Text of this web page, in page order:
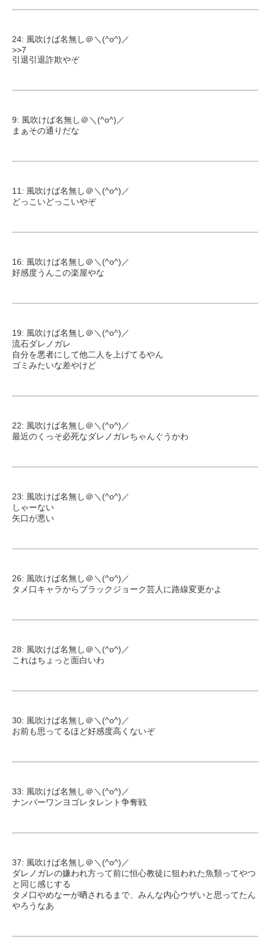
24: 風吹けば名無し＠＼(^o^)／
>>7
引退引退詐欺やぞ
9: 風吹けば名無し＠＼(^o^)／
まぁその通りだな
11: 風吹けば名無し＠＼(^o^)／
どっこいどっこいやぞ
16: 風吹けば名無し＠＼(^o^)／
好感度うんこの楽屋やな
19: 風吹けば名無し＠＼(^o^)／
流石ダレノガレ
自分を悪者にして他二人を上げてるやん
ゴミみたいな差やけど
22: 風吹けば名無し＠＼(^o^)／
最近のくっそ必死なダレノガレちゃんぐうかわ
23: 風吹けば名無し＠＼(^o^)／
しゃーない
矢口が悪い
26: 風吹けば名無し＠＼(^o^)／
タメ口キャラからブラックジョーク芸人に路線変更かよ
28: 風吹けば名無し＠＼(^o^)／
これはちょっと面白いわ
30: 風吹けば名無し＠＼(^o^)／
お前も思ってるほど好感度高くないぞ
33: 風吹けば名無し＠＼(^o^)／
ナンバーワンヨゴレタレント争奪戦
37: 風吹けば名無し＠＼(^o^)／
ダレノガレの嫌われ方って前に恒心教徒に狙われた魚類ってやつ
と同じ感じする
タメ口やめなーが晒されるまで、みんな内心ウザいと思ってたん
やろうなあ